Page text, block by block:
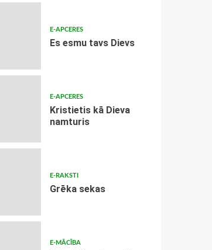
E-APCERES
Es esmu tavs Dievs
E-APCERES
Kristietis kā Dieva
namturis
E-RAKSTI
Grēka sekas
E-MĀCĪBA